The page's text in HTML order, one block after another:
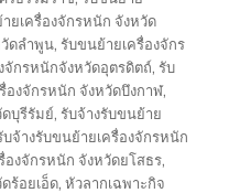
ยเครื่องจักรหนัก จังหวัด
ดลำพูน,รับขนย้ายเครื่องจักร
จักรหนักจังหวัดอุตรดิตถ์,รับ
องจักรหนัก จังหวัดบึงกาฬ,
บุรีรัมย์,รับจ้างรับขนย้าย
บจ้างรับขนย้ายเครื่องจักรหนัก
องจักรหนัก จังหวัดยโสธร,
ร้อยเอ็ด,หัวลากเฉพาะกิจ